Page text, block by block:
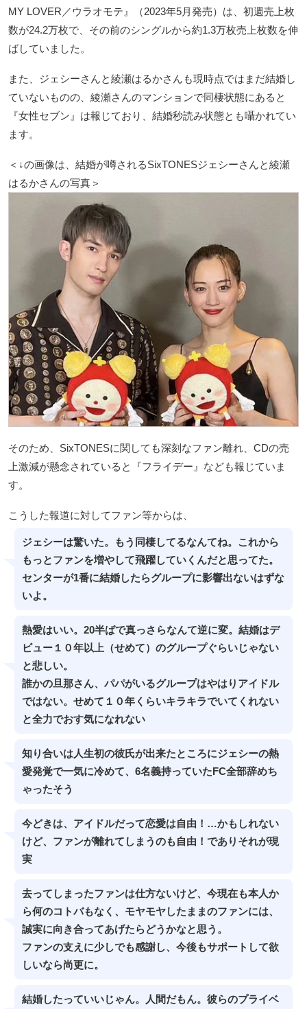
MY LOVER／ウラオモテ』（2023年5月発売）は、初週売上枚
数が24.2万枚で、その前のシングルから約1.3万枚売上枚数を伸
ばしていました。
また、ジェシーさんと綾瀬はるかさんも現時点ではまだ結婚し
ていないものの、綾瀬さんのマンションで同棲状態にあると
『女性セブン』は報じており、結婚秒読み状態とも囁かれてい
ます。
＜↓の画像は、結婚が噂されるSixTONESジェシーさんと綾瀬
はるかさんの写真＞
そのため、SixTONESに関しても深刻なファン離れ、CDの売
上激減が懸念されていると『フライデー』なども報じていま
す。
こうした報道に対してファン等からは、
ジェシーは驚いた。もう同棲してるなんてね。これから
もっとファンを増やして飛躍していくんだと思ってた。
センターが1番に結婚したらグループに影響出ないはずな
いよ。
熱愛はいい。20半ばで真っさらなんて逆に変。結婚はデ
ビュー１０年以上（せめて）のグループぐらいじゃない
と悲しい。
誰かの旦那さん、パパがいるグループはやはりアイドル
ではない。せめて１０年くらいキラキラでいてくれない
と全力でおす気になれない
知り合いは人生初の彼氏が出来たところにジェシーの熱
愛発覚で一気に冷めて、6名義持っていたFC全部辞めち
ゃったそう
今どきは、アイドルだって恋愛は自由！…かもしれない
けど、ファンが離れてしまうのも自由！でありそれが現
実
去ってしまったファンは仕方ないけど、今現在も本人か
ら何のコトバもなく、モヤモヤしたままのファンには、
誠実に向き合ってあげたらどうかなと思う。
ファンの支えに少しでも感謝し、今後もサポートして欲
しいなら尚更に。
結婚したっていいじゃん。人間だもん。彼らのプライベ